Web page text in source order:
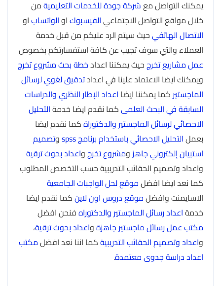
يمكنك التواصل معشركة جودة للخدمات التعليميةمن
خلال مواقع التواصل الاجتماعيالفيسبوكاوالواتساباو
الاتصال الهاتفيحيث سيتم الرد عليكم من قبل خدمة
العملاء والتي سوف تجيب عن كافة استفسارتكم بخصوص
عمل مشاريع تخرجحيث يمكننا اعدادخطة بحث مشروع تخرج
ويمكنك ايضا الاعتماد علينا في اعدادتدقيق لغوي لرسائل
الماجستير كما يمكننا ايضا اعداد الإطار النظري والدراسات
السابقة في البحث العلمىكما نقدم ايضا خدمةالتحليل
الاحصائي لرسائل الماجستير والدكتوراةكما نقدم ايضا
بعملالتحليل الاحصائي باستخدام برنامج spss وتصميم
استبيان إلكتروني جاهز ومشروع تخرجواعداد بحوث ترقية
واعداد وتصميم الحقائب التدريبية حسب التخصص المطلوب
كما نعد ايضا افضلموقع لحل الواجبات الجامعية
الاسايمنت وافضلموقع دروس اون لاينكما نقدم ايضا
خدمةاعداد رسائل الماجستير والدكتوراهفنحن افضل
مكتب عمل رسائل ماجستير جاهزةواعداد بحوث ترقية،
واعداد وتصميم الحقائب التدريبيةكما اننا نعد افضلمكتب
اعداد دراسة جدوى معتمدة.